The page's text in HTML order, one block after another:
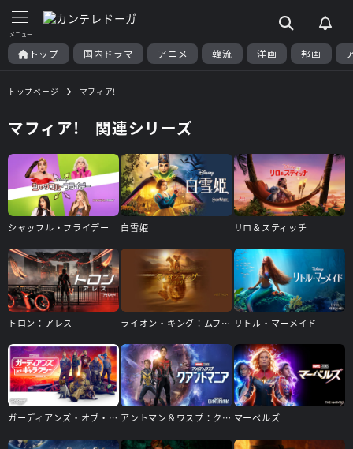
トップ 国内ドラマ アニメ 韓流 洋画 邦画
トップページ マフィア!
マフィア! 関連シリーズ
シャッフル・フライデー 白雪姫 リロ＆スティッチ
トロン：アレス ライオン・キング：ムファサ リトル・マーメイド
ガーディアンズ・オブ・ギャラクシー：VOLUME 3 アントマン＆ワスプ：クアントマニア マーベルズ